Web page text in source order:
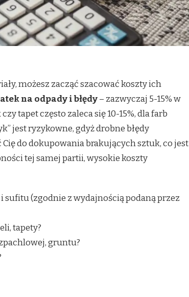
możesz zacząć szacować koszty ich
na odpady i błędy– zazwyczaj 5-15% w
tapet często zaleca się 10-15%, dla farb
jest ryzykowne, gdyż drobne błędy
do dokupowania brakujących sztuk, co jest
tej samej partii, wysokie koszty
(zgodnie z wydajnością podaną przez
tapety?
gruntu?